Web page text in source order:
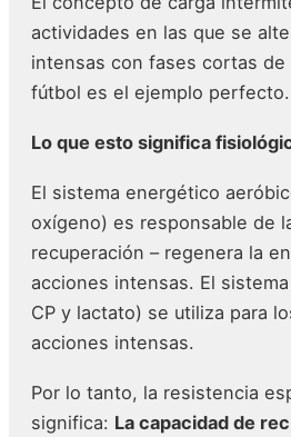
actividades en las que se
intensas con fases cortas de
fútbol es el ejemplo perfecto.
Lo que esto significa
El sistema energético
oxígeno) es responsable de
recuperación – regenera la
acciones intensas. El
CP y lactato) se utiliza para
acciones intensas.
Por lo tanto, la resistencia
significa: La capacidad de